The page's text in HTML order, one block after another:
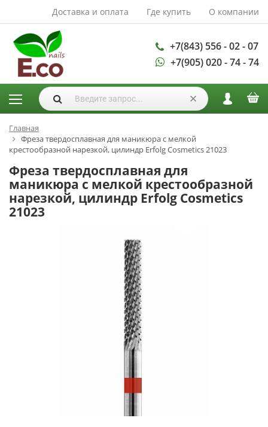
Доставка и оплата Где купить О компании
+7(843) 556 - 02 - 07
+7(905) 020 - 74 - 74
АКСЕССУАРЫ И
РАСХОДНЫЕ
МАТЕРИАЛЫ
Аксессуары
Запасные
лампы
Кисти
Одноразовая
продукция
Пилки
ГЕЛЬ ЛАКИ
База для гель
лака
Главная
Фреза твердосплавная для маникюра с мелкой
крестообразной нарезкой, цилиндр Erfolg Cosmetics 21023
Фреза твердосплавная для
маникюра с мелкой крестообразной
нарезкой, цилиндр Erfolg Cosmetics
21023